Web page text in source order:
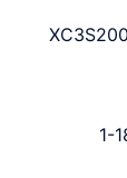
1-